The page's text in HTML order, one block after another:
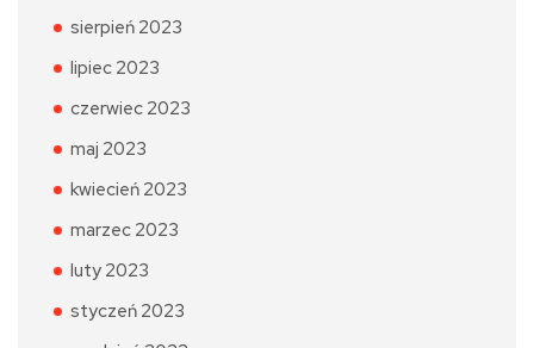
sierpień 2023
lipiec 2023
czerwiec 2023
maj 2023
kwiecień 2023
marzec 2023
luty 2023
styczeń 2023